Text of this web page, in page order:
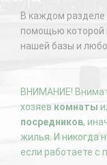
В каждом
помощью которой
нашей базы и
ВНИМАНИЕ!
хозяев комнаты
посредников,
жилья. И никогда
если работаете с